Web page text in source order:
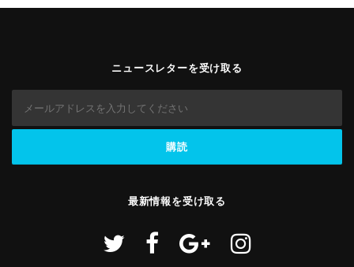
ニュースレターを受け取る
最新情報を受け取る